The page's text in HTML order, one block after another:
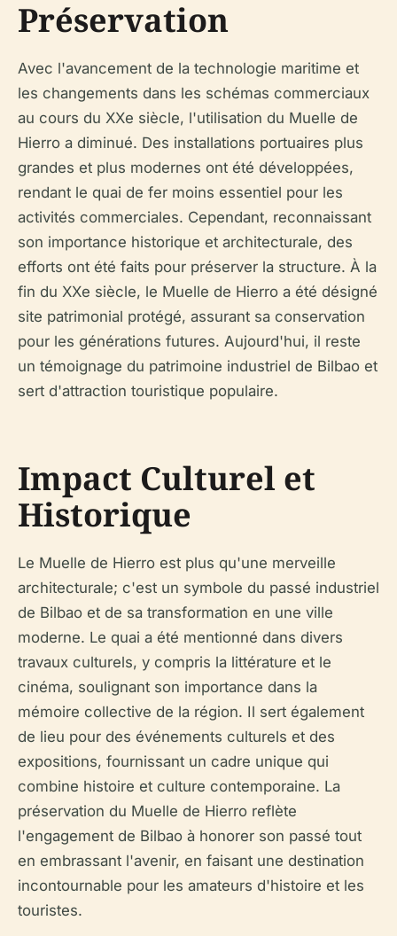
Préservation
Avec l'avancement de la technologie maritime et
les changements dans les schémas commerciaux
au cours du XXe siècle, l'utilisation du Muelle de
Hierro a diminué. Des installations portuaires plus
grandes et plus modernes ont été développées,
rendant le quai de fer moins essentiel pour les
activités commerciales. Cependant, reconnaissant
son importance historique et architecturale, des
efforts ont été faits pour préserver la structure. À la
fin du XXe siècle, le Muelle de Hierro a été désigné
site patrimonial protégé, assurant sa conservation
pour les générations futures. Aujourd'hui, il reste
un témoignage du patrimoine industriel de Bilbao et
sert d'attraction touristique populaire.
Impact Culturel et
Historique
Le Muelle de Hierro est plus qu'une merveille
architecturale; c'est un symbole du passé industriel
de Bilbao et de sa transformation en une ville
moderne. Le quai a été mentionné dans divers
travaux culturels, y compris la littérature et le
cinéma, soulignant son importance dans la
mémoire collective de la région. Il sert également
de lieu pour des événements culturels et des
expositions, fournissant un cadre unique qui
combine histoire et culture contemporaine. La
préservation du Muelle de Hierro reflète
l'engagement de Bilbao à honorer son passé tout
en embrassant l'avenir, en faisant une destination
incontournable pour les amateurs d'histoire et les
touristes.